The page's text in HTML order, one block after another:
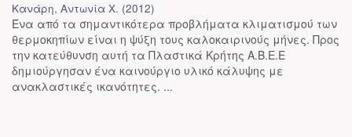
Κανάρη, Αντωνία Χ. (2012)
Ένα από τα σημαντικότερα προβλήματα κλιματισμού των
θερμοκηπίων είναι η ψύξη τους καλοκαιρινούς μήνες. Προς
την κατεύθυνση αυτή τα Πλαστικά Κρήτης Α.Β.Ε.Ε
δημιούργησαν ένα καινούργιο υλικό κάλυψης με
ανακλαστικές ικανότητες. ...